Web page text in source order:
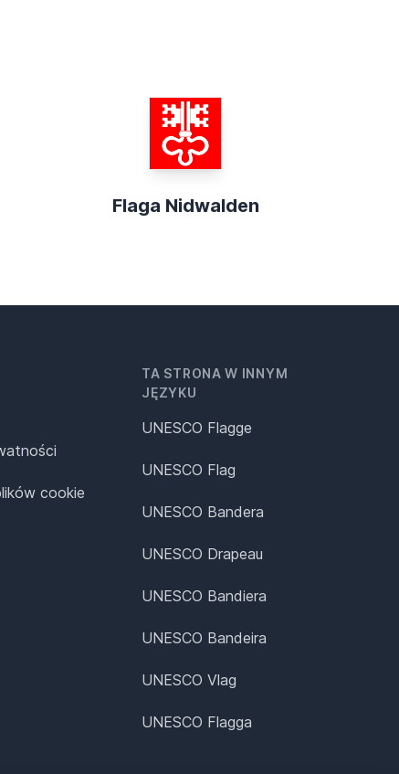
Flaga Nidwalden
cookie
TA STRONA W INNYM
JĘZYKU
UNESCO Flagge
UNESCO Flag
UNESCO Bandera
UNESCO Drapeau
UNESCO Bandiera
UNESCO Bandeira
UNESCO Vlag
UNESCO Flagga